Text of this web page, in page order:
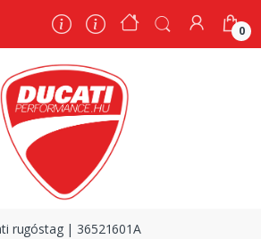
0
rugóstag | 36521601A
0